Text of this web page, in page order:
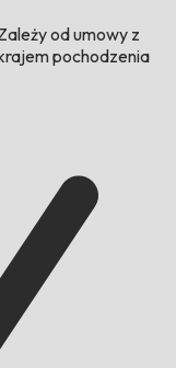
od umowy z
pochodzenia